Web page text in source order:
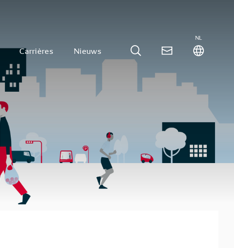
Carrières Nieuws
NL